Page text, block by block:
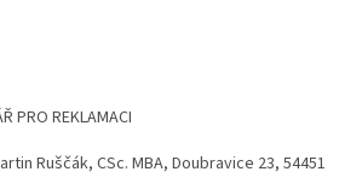
PRO REKLAMACI
CSc. MBA, Doubravice 23, 54451